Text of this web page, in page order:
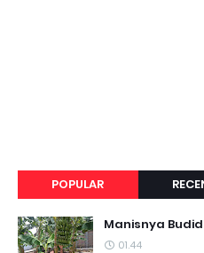
POPULAR
Manisnya
01.44